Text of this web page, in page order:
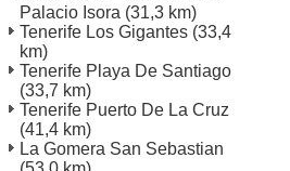
Palacio Isora (31,3 km)
Tenerife Los Gigantes (33,4
km)
Tenerife Playa De Santiago
(33,7 km)
Tenerife Puerto De La Cruz
(41,4 km)
La Gomera San Sebastian